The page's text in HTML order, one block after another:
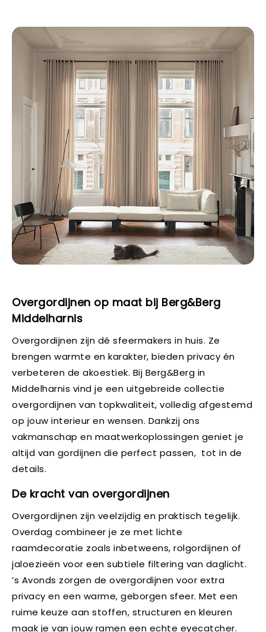
Overgordijnen op maat bij Berg&Berg
Middelharnis
Overgordijnen zijn dé sfeermakers in huis. Ze
brengen warmte en karakter, bieden privacy én
verbeteren de akoestiek. Bij Berg&Berg in
Middelharnis vind je een uitgebreide collectie
overgordijnen van topkwaliteit, volledig afgestemd
op jouw interieur en wensen. Dankzij ons
vakmanschap en maatwerkoplossingen geniet je
altijd van gordijnen die perfect passen, tot in de
details.
De kracht van overgordijnen
Overgordijnen zijn veelzijdig en praktisch tegelijk.
Overdag combineer je ze met lichte
raamdecoratie zoals inbetweens, rolgordijnen of
jaloezieën voor een subtiele filtering van daglicht.
’s Avonds zorgen de overgordijnen voor extra
privacy en een warme, geborgen sfeer. Met een
ruime keuze aan stoffen, structuren en kleuren
maak je van jouw ramen een echte eyecatcher.